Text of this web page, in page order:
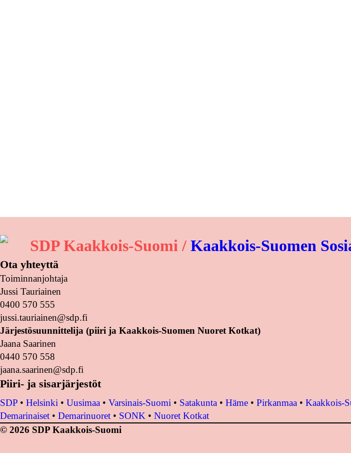
SDP Kaakkois-Suomi / Kaakkois-Suomen
Ota yhteyttä
Toiminnanjohtaja
Jussi Tauriainen
0400 570 555
jussi.tauriainen@sdp.fi
Järjestösuunnittelija (piiri ja Kaakkois-Suomen Nuoret Kotkat)
Jaana Saarinen
0440 570 558
jaana.saarinen@sdp.fi
Piiri- ja sisarjärjestöt
SDP • Helsinki • Uusimaa • Varsinais-Suomi • Satakunta • Häme • Pirkanmaa • Kaakkois-
Demarinaiset • Demarinuoret • SONK • Nuoret Kotkat
© 2026 SDP Kaakkois-Suomi